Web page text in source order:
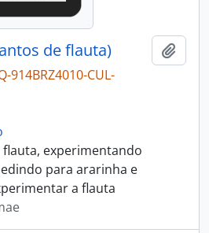
de flauta)
914BRZ4010-CUL-
experimentando
para ararinha e
a flauta